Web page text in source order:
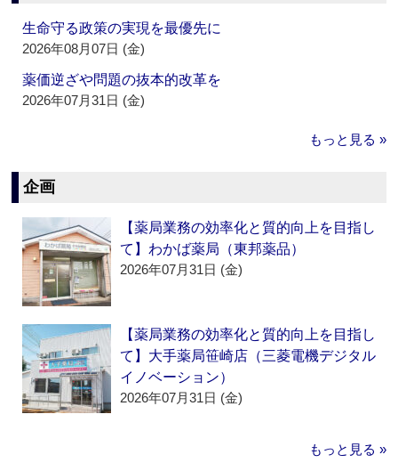
生命守る政策の実現を最優先に
2026年08月07日 (金)
薬価逆ざや問題の抜本的改革を
2026年07月31日 (金)
もっと見る »
企画
【薬局業務の効率化と質的向上を目指し
て】わかば薬局（東邦薬品）
2026年07月31日 (金)
【薬局業務の効率化と質的向上を目指し
て】大手薬局笹崎店（三菱電機デジタル
イノベーション）
2026年07月31日 (金)
もっと見る »